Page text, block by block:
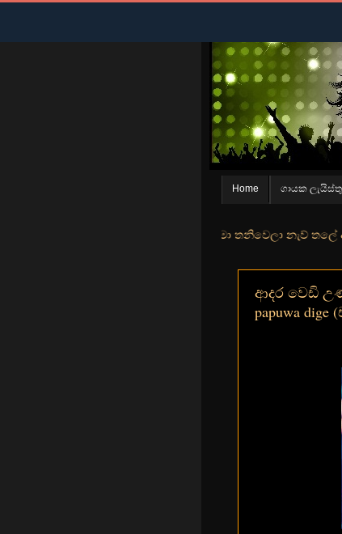
Home ගායක
තීරේ ගල් මල් පිපුන යායේ මා තනිවෙලා නැව් තලේ ඈ ඇත ඇගේ
ආදර වෙඩි
papuwa dige